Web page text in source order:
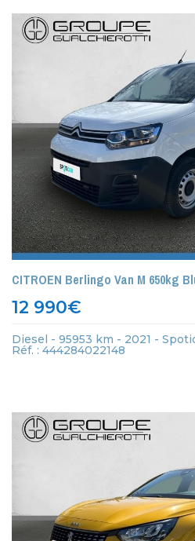
CITROEN Berlingo Van M 650kg
12 990€
Diesel - 95953 km - 2021 -
Réf. : 444284022148